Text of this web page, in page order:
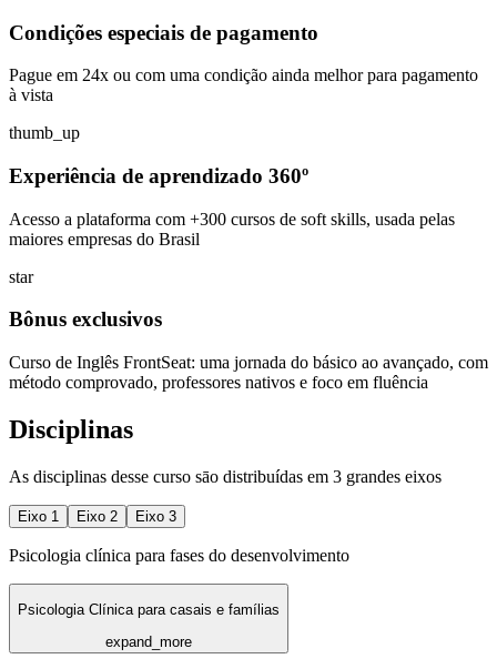
Condições especiais de pagamento
Pague em 24x ou com uma condição ainda melhor para pagamento
à vista
thumb_up
Experiência de aprendizado 360º
Acesso a plataforma com +300 cursos de soft skills, usada pelas
maiores empresas do Brasil
star
Bônus exclusivos
Curso de Inglês FrontSeat: uma jornada do básico ao avançado, com
método comprovado, professores nativos e foco em fluência
Disciplinas
As disciplinas desse curso sāo distribuídas em 3 grandes eixos
Eixo 1 Eixo 2 Eixo 3
Psicologia clínica para fases do desenvolvimento
Psicologia Clínica para casais e famílias
expand_more